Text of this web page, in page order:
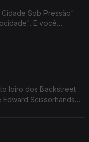
Sob Pressão"
E você
loiro dos Backstreet
Scissorhands?